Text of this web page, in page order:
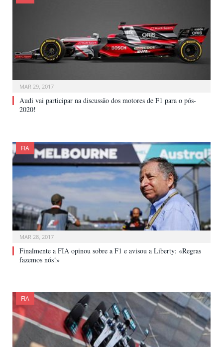
MAR 29, 2017
Audi vai participar na discussão dos motores de F1 para o pós-
2020!
FIA
MAR 28, 2017
Finalmente a FIA opinou sobre a F1 e avisou a Liberty: «Regras
fazemos nós!»
FIA